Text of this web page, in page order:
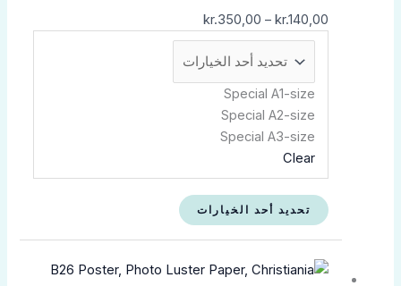
kr.140,00
–
kr.350,00
Special A1-size
Special A2-size
Special A3-size
Clear
تحديد أحد الخيارات
السعر:العديد